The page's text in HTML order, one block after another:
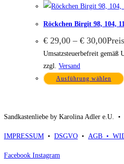
Röckchen Birgit 98, 104,
€ 29,00 – € 30,00
Umsatzsteuerbefreit gemäß
zzgl. Versand
Ausführung wählen
Sandkastenliebe by Karolina Adler e.U. •
IMPRESSUM • DSGVO • AGB •
Facebook Instagram